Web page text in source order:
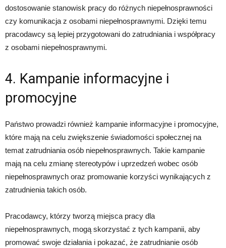
dostosowanie stanowisk pracy do różnych niepełnosprawności
czy komunikacja z osobami niepełnosprawnymi. Dzięki temu
pracodawcy są lepiej przygotowani do zatrudniania i współpracy
z osobami niepełnosprawnymi.
4. Kampanie informacyjne i
promocyjne
Państwo prowadzi również kampanie informacyjne i promocyjne,
które mają na celu zwiększenie świadomości społecznej na
temat zatrudniania osób niepełnosprawnych. Takie kampanie
mają na celu zmianę stereotypów i uprzedzeń wobec osób
niepełnosprawnych oraz promowanie korzyści wynikających z
zatrudnienia takich osób.
Pracodawcy, którzy tworzą miejsca pracy dla
niepełnosprawnych, mogą skorzystać z tych kampanii, aby
promować swoje działania i pokazać, że zatrudnianie osób